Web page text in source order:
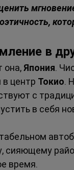
в
она, Япония.
центр Токио.
с
в себя
сияющему
время.